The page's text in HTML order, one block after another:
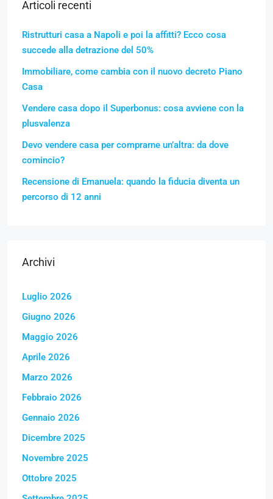
Articoli recenti
Ristrutturi casa a Napoli e poi la affitti? Ecco cosa
succede alla detrazione del 50%
Immobiliare, come cambia con il nuovo decreto Piano
Casa
Vendere casa dopo il Superbonus: cosa avviene con la
plusvalenza
Devo vendere casa per comprarne un’altra: da dove
comincio?
Recensione di Emanuela: quando la fiducia diventa un
percorso di 12 anni
Archivi
Luglio 2026
Giugno 2026
Maggio 2026
Aprile 2026
Marzo 2026
Febbraio 2026
Gennaio 2026
Dicembre 2025
Novembre 2025
Ottobre 2025